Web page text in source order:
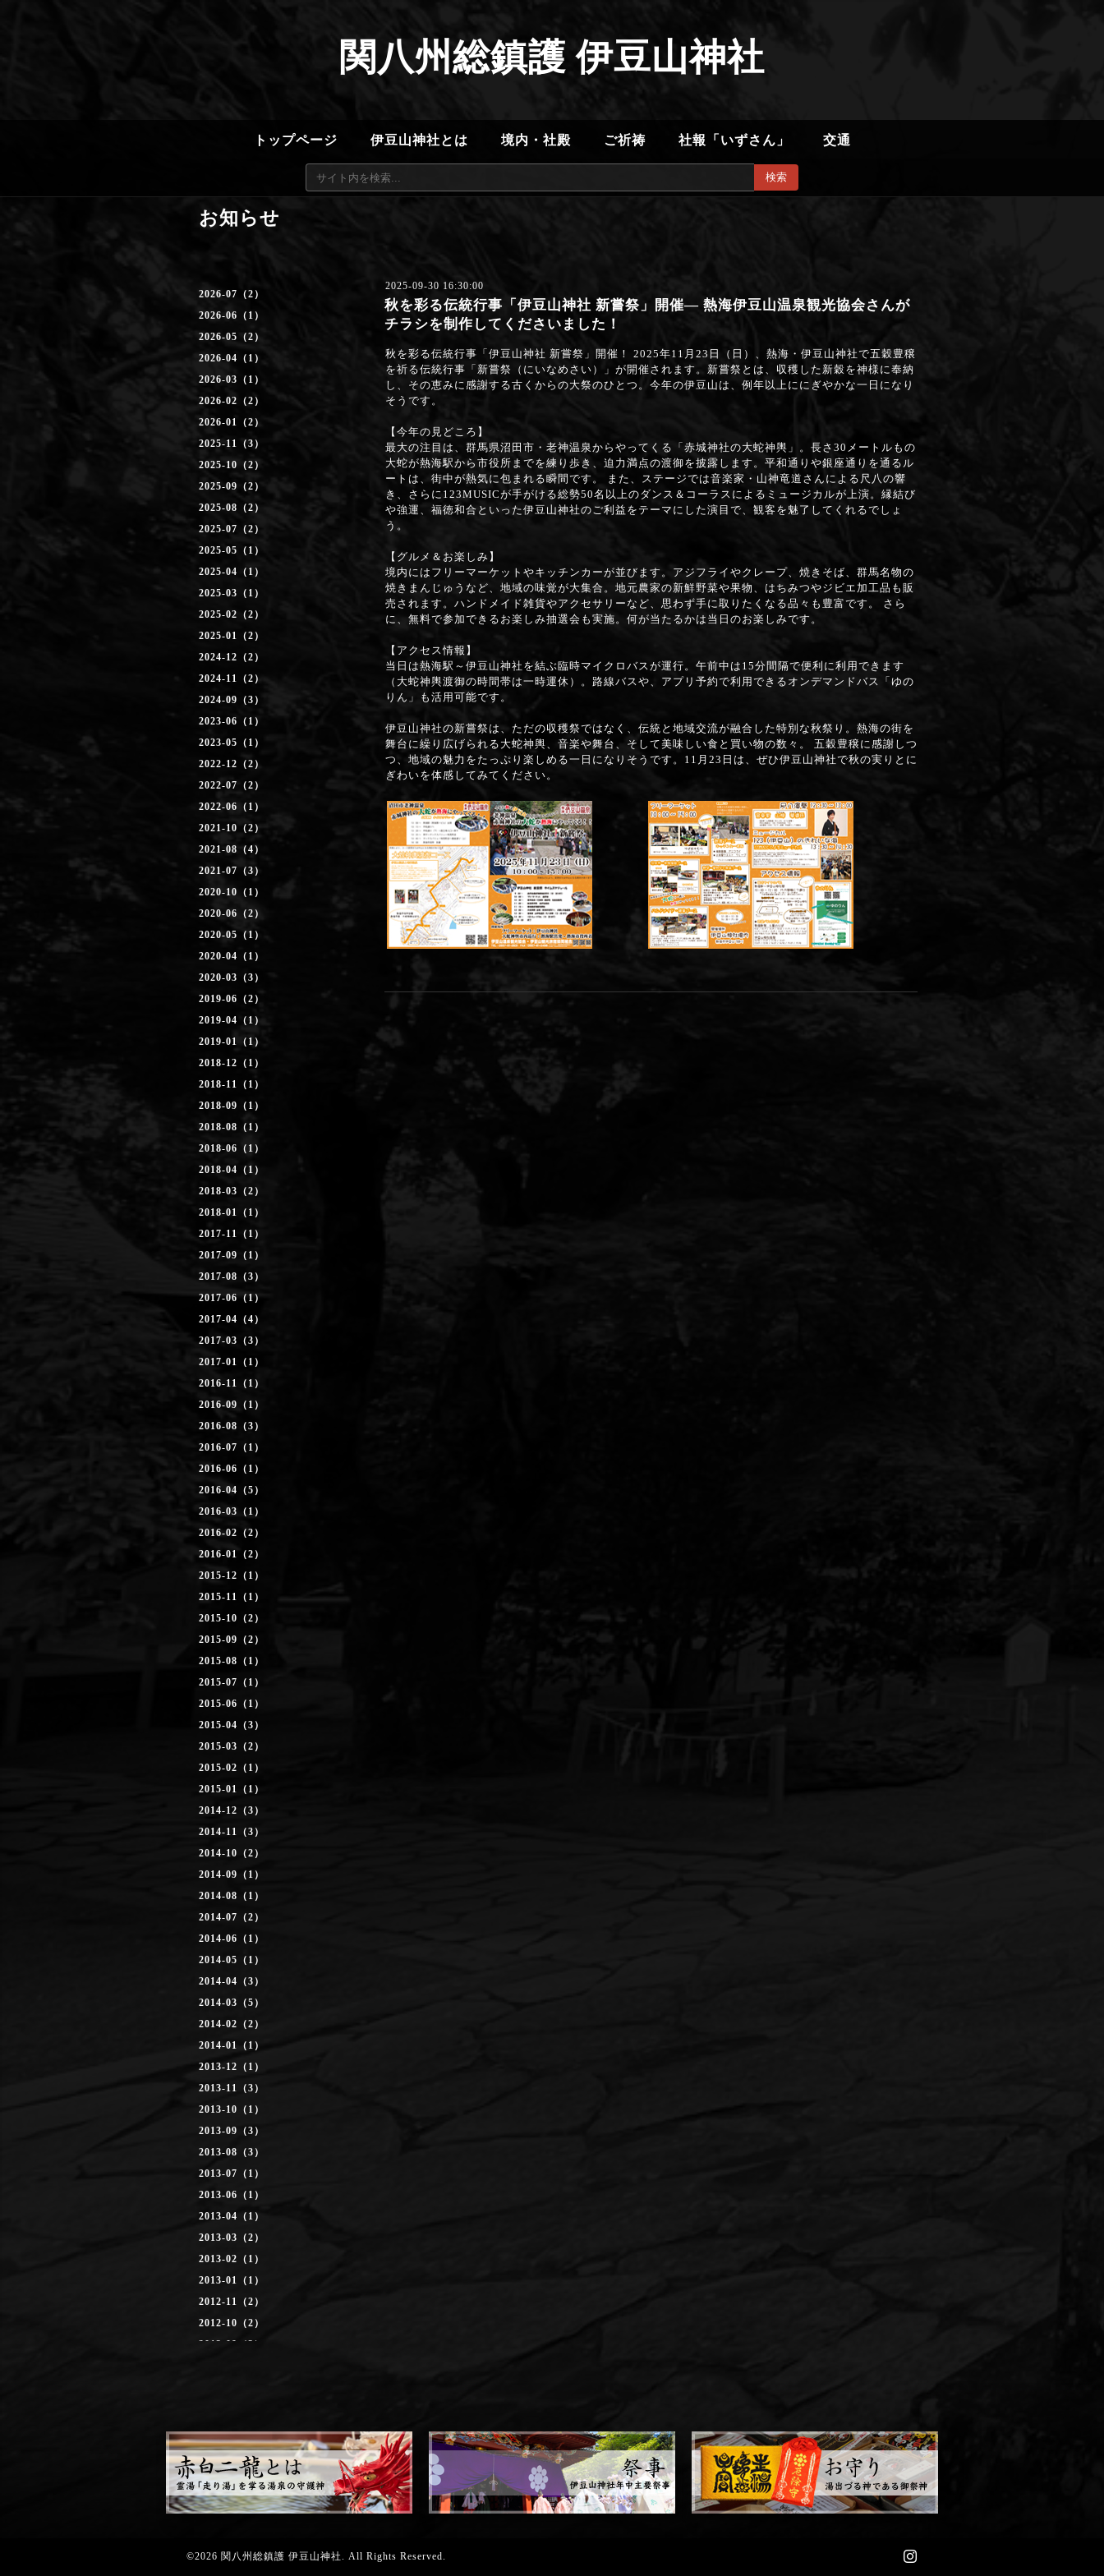
関八州総鎮護 伊豆山神社
トップページ 伊豆山神社とは 境内・社殿 ご祈祷 社報「いずさん」 交通
検索
2026-07（2）
2026-06（1）
2026-05（2）
2026-04（1）
2026-03（1）
2026-02（2）
2026-01（2）
2025-11（3）
2025-10（2）
2025-09（2）
2025-08（2）
2025-07（2）
2025-05（1）
2025-04（1）
2025-03（1）
2025-02（2）
2025-01（2）
2024-12（2）
2024-11（2）
2024-09（3）
2023-06（1）
2023-05（1）
2022-12（2）
2022-07（2）
2022-06（1）
2021-10（2）
2021-08（4）
2021-07（3）
2020-10（1）
2020-06（2）
2020-05（1）
2020-04（1）
2020-03（3）
2019-06（2）
2019-04（1）
2019-01（1）
2018-12（1）
2018-11（1）
2018-09（1）
2018-08（1）
2018-06（1）
2018-04（1）
2018-03（2）
2018-01（1）
2017-11（1）
2017-09（1）
2017-08（3）
2017-06（1）
2017-04（4）
2017-03（3）
2017-01（1）
2016-11（1）
2016-09（1）
2016-08（3）
2016-07（1）
2016-06（1）
2016-04（5）
2016-03（1）
2016-02（2）
2016-01（2）
2015-12（1）
2015-11（1）
2015-10（2）
2015-09（2）
2015-08（1）
2015-07（1）
2015-06（1）
2015-04（3）
2015-03（2）
2015-02（1）
2015-01（1）
2014-12（3）
2014-11（3）
2014-10（2）
2014-09（1）
2014-08（1）
2014-07（2）
2014-06（1）
2014-05（1）
2014-04（3）
2014-03（5）
2014-02（2）
2014-01（1）
2013-12（1）
2013-11（3）
2013-10（1）
2013-09（3）
2013-08（3）
2013-07（1）
2013-06（1）
2013-04（1）
2013-03（2）
2013-02（1）
2013-01（1）
2012-11（2）
2012-10（2）
2012-09（3）
お知らせ
2025-09-30 16:30:00
秋を彩る伝統行事「伊豆山神社 新嘗祭」開催— 熱海伊豆山温泉観光協会さんが
チラシを制作してくださいました！
秋を彩る伝統行事「伊豆山神社 新嘗祭」開催！ 2025年11月23日（日）、熱海・伊豆山神社で五穀豊穣
を祈る伝統行事「新嘗祭（にいなめさい）」が開催されます。新嘗祭とは、収穫した新穀を神様に奉納
し、その恵みに感謝する古くからの大祭のひとつ。今年の伊豆山は、例年以上ににぎやかな一日になり
そうです。
【今年の見どころ】
最大の注目は、群馬県沼田市・老神温泉からやってくる「赤城神社の大蛇神輿」。長さ30メートルもの
大蛇が熱海駅から市役所までを練り歩き、迫力満点の渡御を披露します。平和通りや銀座通りを通るル
ートは、街中が熱気に包まれる瞬間です。 また、ステージでは音楽家・山神竜道さんによる尺八の響
き、さらに123MUSICが手がける総勢50名以上のダンス＆コーラスによるミュージカルが上演。縁結び
や強運、福徳和合といった伊豆山神社のご利益をテーマにした演目で、観客を魅了してくれるでしょ
う。
【グルメ＆お楽しみ】
境内にはフリーマーケットやキッチンカーが並びます。アジフライやクレープ、焼きそば、群馬名物の
焼きまんじゅうなど、地域の味覚が大集合。地元農家の新鮮野菜や果物、はちみつやジビエ加工品も販
売されます。ハンドメイド雑貨やアクセサリーなど、思わず手に取りたくなる品々も豊富です。 さら
に、無料で参加できるお楽しみ抽選会も実施。何が当たるかは当日のお楽しみです。
【アクセス情報】
当日は熱海駅～伊豆山神社を結ぶ臨時マイクロバスが運行。午前中は15分間隔で便利に利用できます
（大蛇神輿渡御の時間帯は一時運休）。路線バスや、アプリ予約で利用できるオンデマンドバス「ゆの
りん」も活用可能です。
伊豆山神社の新嘗祭は、ただの収穫祭ではなく、伝統と地域交流が融合した特別な秋祭り。熱海の街を
舞台に繰り広げられる大蛇神輿、音楽や舞台、そして美味しい食と買い物の数々。 五穀豊穣に感謝しつ
つ、地域の魅力をたっぷり楽しめる一日になりそうです。11月23日は、ぜひ伊豆山神社で秋の実りとに
ぎわいを体感してみてください。
©2026 関八州総鎮護 伊豆山神社 . All Rights Reserved.